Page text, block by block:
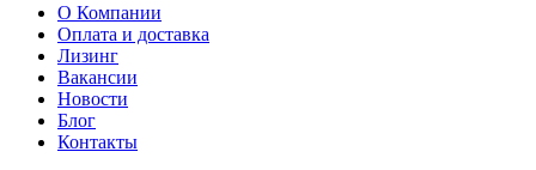
О Компании
Оплата и доставка
Лизинг
Вакансии
Новости
Блог
Контакты